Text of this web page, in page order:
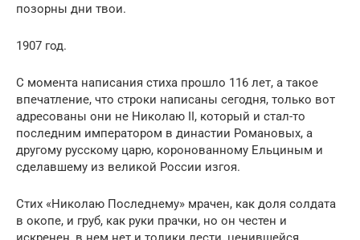
позорны дни твои.
1907 год.
С момента написания стиха прошло 116 лет, а такое
впечатление, что строки написаны сегодня, только вот
адресованы они не Николаю II, который и стал-то
последним императором в династии Романовых, а
другому русскому царю, коронованному Ельциным и
сделавшему из великой России изгоя.
Стих «Николаю Последнему» мрачен, как доля солдата
в окопе, и груб, как руки прачки, но он честен и